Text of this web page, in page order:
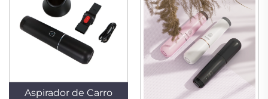
Aspirador de Carro